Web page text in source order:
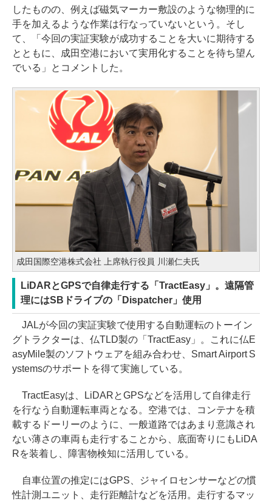
したものの、例えば磁気マーカー敷設のような物理的に
手を加えるような作業は行なっていないという。そし
て、「今回の実証実験が成功することを大いに期待する
とともに、成田空港において実用化することを待ち望ん
でいる」とコメントした。
成田国際空港株式会社 上席執行役員 川瀬仁夫氏
LiDARとGPSで自律走行する「TractEasy」。遠隔管
理にはSBドライブの「Dispatcher」使用
JALが今回の実証実験で使用する自動運転のトーイン
グトラクターは、仏TLD製の「TractEasy」。これに仏E
asyMile製のソフトウェアを組み合わせ、Smart Airport S
ystemsのサポートを得て実施している。
TractEasyは、LiDARとGPSなどを活用して自律走行
を行なう自動運転車両となる。空港では、コンテナを積
載するドーリーのように、一般道路ではあまり意識され
ない薄さの車両も走行することから、底面寄りにもLiDA
Rを装着し、障害物検知に活用している。
自車位置の推定にはGPS、ジャイロセンサーなどの慣
性計測ユニット、走行距離計などを活用。走行するマッ